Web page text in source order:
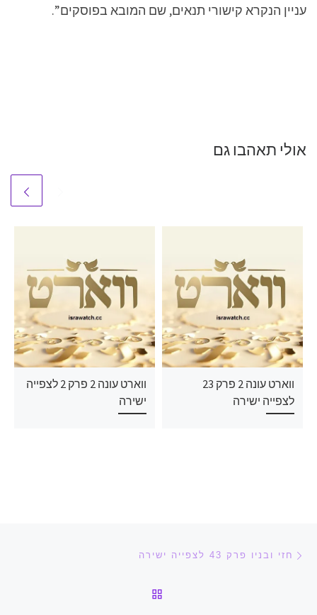
עניין הנקרא קישורי תנאים, שם המובא בפוסקים”.
אולי תאהבו גם
ווארט עונה 2 פרק 2 לצפייה
ישירה
ווארט עונה 2 פרק 23
לצפייה ישירה
ניווט בפוסטים
חזי ובניו פרק 43 לצפייה ישירה
חזרה לרשימת הפוסטים